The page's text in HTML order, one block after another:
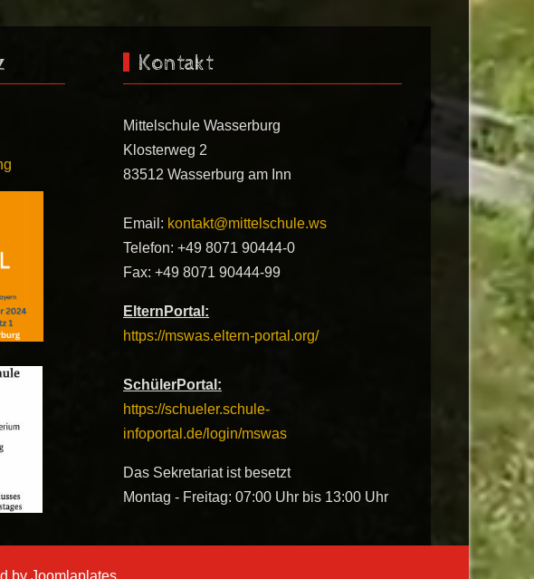
Kontakt
Mittelschule Wasserburg
Klosterweg 2
83512 Wasserburg am Inn
Email: kontakt@mittelschule.ws
Telefon: +49 8071 90444-0
Fax: +49 8071 90444-99
ElternPortal:
https://mswas.eltern-portal.org/
SchülerPortal:
https://schueler.schule-
infoportal.de/login/mswas
Das Sekretariat ist besetzt
Montag - Freitag: 07:00 Uhr bis 13:00 Uhr
by Joomlaplates